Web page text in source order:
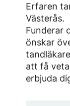
Erfaren
Västerås.
Funderar
önskar
att få
erbjuda